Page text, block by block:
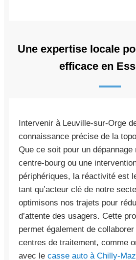
Une expertise locale
efficace en
Intervenir à Leuville-sur-Orge
connaissance précise de la
Que ce soit pour un dépannage
centre-bourg ou une
périphériques, la réactivité est
tant qu’acteur clé de notre
optimisons nos trajets pour
d’attente des usagers. Cette
permet également de collaborer
centres de traitement, comme
avec le casse auto à Chilly-